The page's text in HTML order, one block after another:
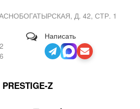
Д. 42, СТР. 1
Написать
PRESTIGE-Z